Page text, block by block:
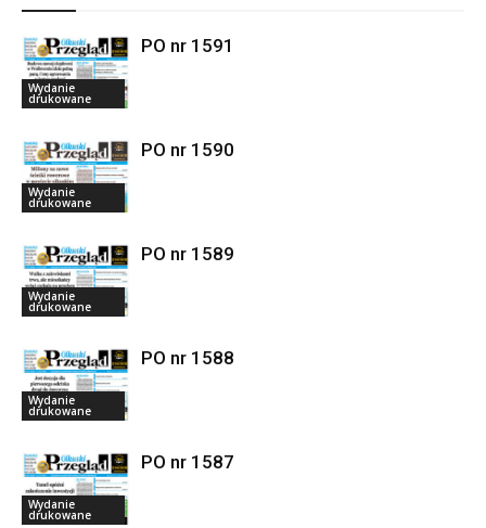
Wydanie
drukowane
PO nr 1591
Wydanie
drukowane
PO nr 1590
Wydanie
drukowane
PO nr 1589
Wydanie
drukowane
PO nr 1588
Wydanie
drukowane
PO nr 1587